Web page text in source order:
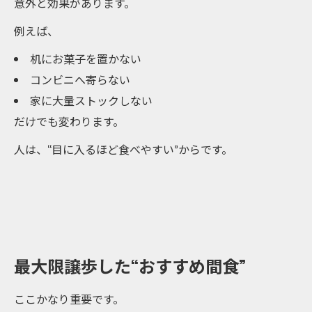
例えば、
机にお菓子を置かない
コンビニへ寄らない
家に大量ストックしない
だけでも変わります。
人は、“目に入るほど食べやすい”からです。
最大限譲歩した“おすすめ間食”
ここかなり重要です。